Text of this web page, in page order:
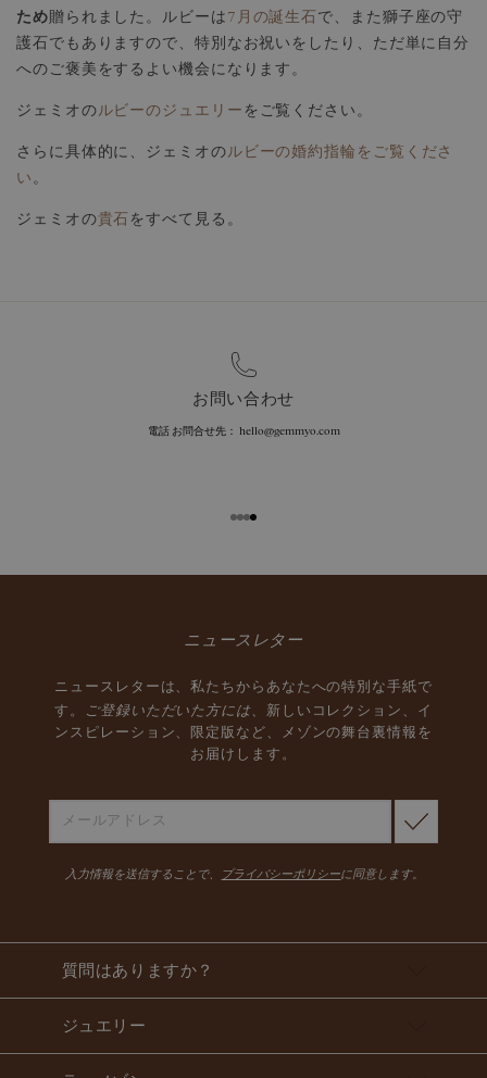
ため 贈られました。ルビーは 7月の誕生石 で、また獅子座の守
護石でもありますので、特別なお祝いをしたり、ただ単に自分
へのご褒美をするよい機会になります。
ジェミオのルビーのジュエリー をご覧ください。
さらに具体的に、ジェミオのルビーの婚約指輪をご覧くださ
い 。
ジェミオの貴石 をすべて見る。
クラフトマンシップ
ジェミオのジュエリーは、フランスの工房で熟練の職人
ニュースレター
ニュースレターは、私たちからあなたへの特別な手紙で
す。
ご登録いただいた方には、 新しいコレクション、イ
ンスピレーション、限定版など、メゾンの舞台裏情報を
お届けします。
入力情報を送信することで、 プライバシーポリシーに同意します。
質問はありますか？
ジュエリー